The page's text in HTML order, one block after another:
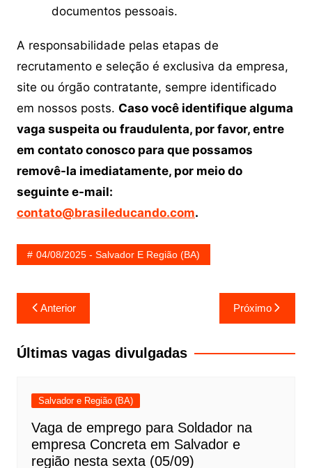
documentos pessoais.
A responsabilidade pelas etapas de
recrutamento e seleção é exclusiva da empresa,
site ou órgão contratante, sempre identificado
em nossos posts. Caso você identifique alguma
vaga suspeita ou fraudulenta, por favor, entre
em contato conosco para que possamos
removê-la imediatamente, por meio do
seguinte e-mail:
contato@brasileducando.com.
04/08/2025 - Salvador E Região (BA)
Navegação
de
Post
Anterior Próximo
Últimas vagas divulgadas
Salvador e Região (BA)
Vaga de emprego para Soldador na
empresa Concreta em Salvador e
região nesta sexta (05/09)